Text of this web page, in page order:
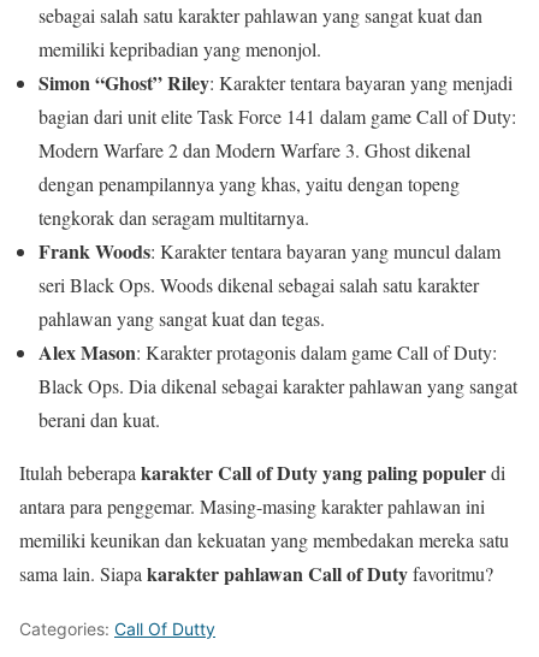
sebagai salah satu karakter pahlawan yang sangat kuat dan
memiliki kepribadian yang menonjol.
Simon “Ghost” Riley: Karakter tentara bayaran yang menjadi
bagian dari unit elite Task Force 141 dalam game Call of Duty:
Modern Warfare 2 dan Modern Warfare 3. Ghost dikenal
dengan penampilannya yang khas, yaitu dengan topeng
tengkorak dan seragam multitarnya.
Frank Woods: Karakter tentara bayaran yang muncul dalam
seri Black Ops. Woods dikenal sebagai salah satu karakter
pahlawan yang sangat kuat dan tegas.
Alex Mason: Karakter protagonis dalam game Call of Duty:
Black Ops. Dia dikenal sebagai karakter pahlawan yang sangat
berani dan kuat.
Itulah beberapa karakter Call of Duty yang paling populerdi
antara para penggemar. Masing-masing karakter pahlawan ini
memiliki keunikan dan kekuatan yang membedakan mereka satu
sama lain. Siapa karakter pahlawan Call of Dutyfavoritmu?
Categories: Call Of Dutty